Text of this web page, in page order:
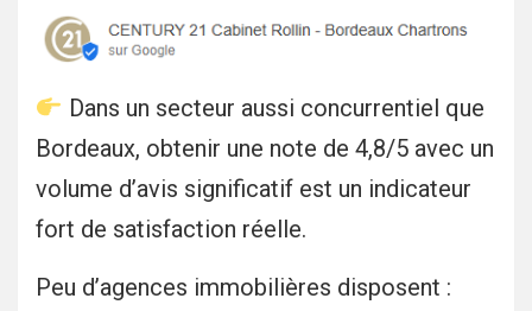
Dans un secteur aussi concurrentiel que
Bordeaux, obtenir une note de 4,8/5 avec un
volume d’avis significatif est un indicateur
fort de satisfaction réelle.
Peu d’agences immobilières disposent :